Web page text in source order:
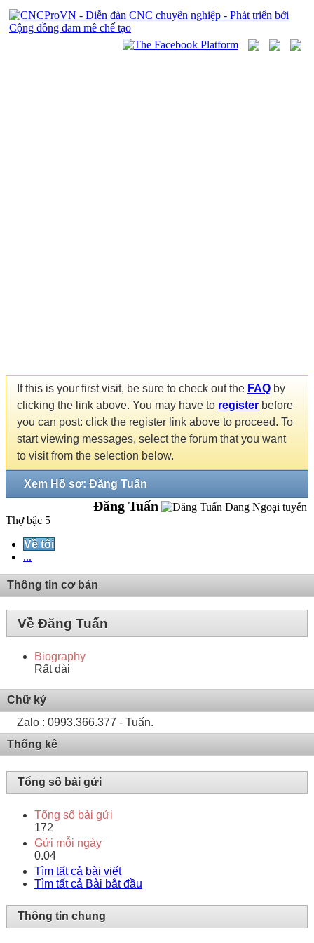
If this is your first visit, be sure to check out the FAQ by
clicking the link above. You may have to register before
you can post: click the register link above to proceed. To
start viewing messages, select the forum that you want
to visit from the selection below.
Xem Hồ sơ: Đăng Tuấn
Đăng Tuấn
Thợ bậc 5
Về tôi
...
Thông tin cơ bản
Về Đăng Tuấn
Biography
Rất dài
Chữ ký
Zalo : 0993.366.377 - Tuấn.
Thống kê
Tổng số bài gửi
Tổng số bài gửi
172
Gửi mỗi ngày
0.04
Tìm tất cả bài viết
Tìm tất cả Bài bắt đầu
Thông tin chung